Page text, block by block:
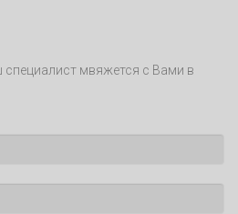
специалист мвяжется с Вами в